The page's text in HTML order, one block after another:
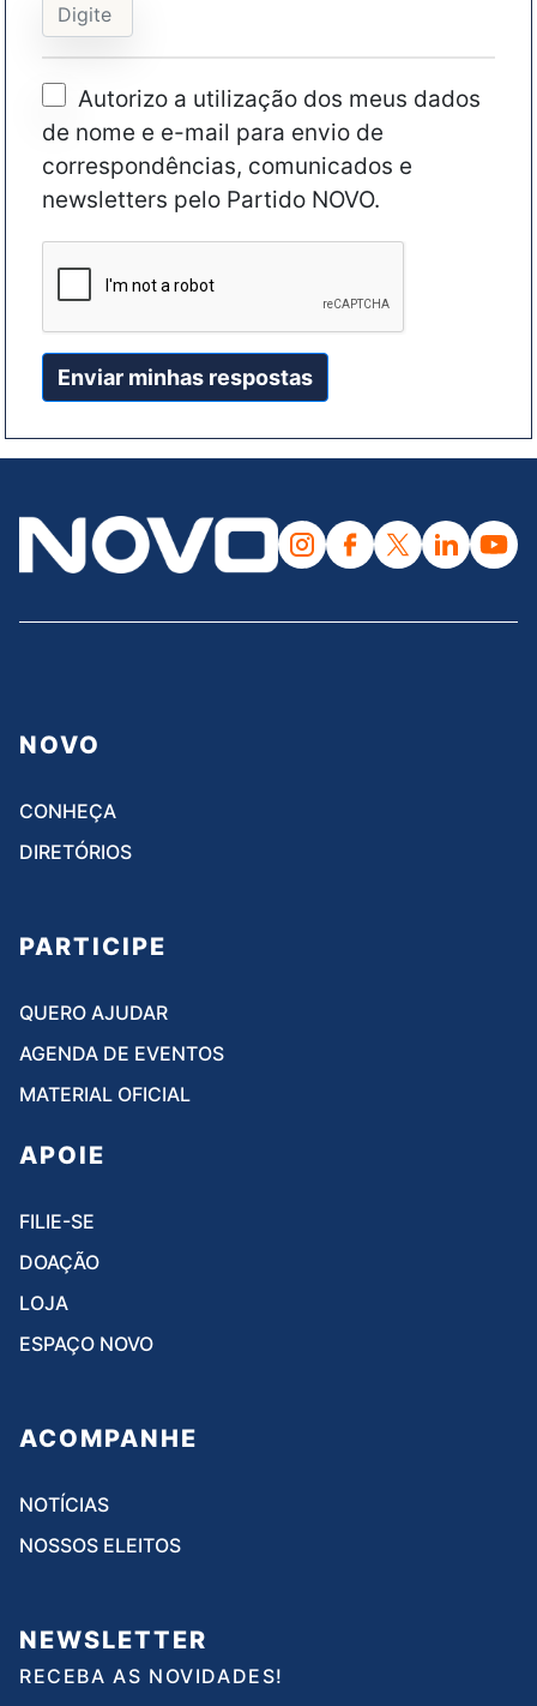
Autorizo a utilização dos meus dados
de nome e e-mail para envio de
correspondências, comunicados e
newsletters pelo Partido NOVO.
Enviar minhas respostas
NOVO
CONHEÇA
DIRETÓRIOS
PARTICIPE
QUERO AJUDAR
AGENDA DE EVENTOS
MATERIAL OFICIAL
APOIE
FILIE-SE
DOAÇÃO
LOJA
ESPAÇO NOVO
ACOMPANHE
NOTÍCIAS
NOSSOS ELEITOS
NEWSLETTER
RECEBA AS NOVIDADES!